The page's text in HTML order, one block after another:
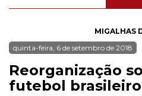
MIGALHAS
quinta-feira, 6 de setembro de 2018
Reorganização
futebol brasileiro